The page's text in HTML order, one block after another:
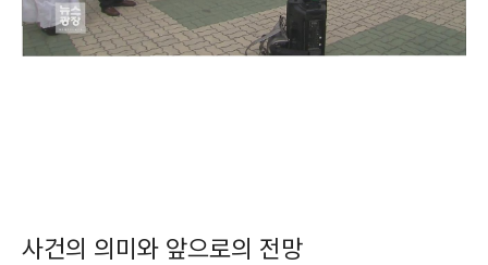
사건의 의미와 앞으로의 전망